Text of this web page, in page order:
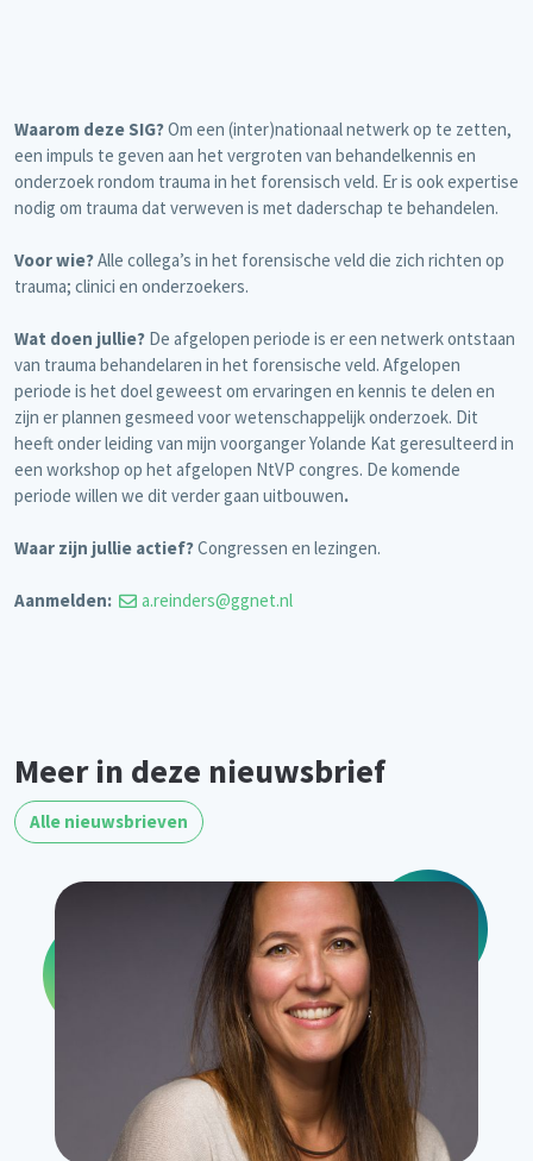
Waarom deze SIG?Om een (inter)nationaal netwerk op te zetten,
een impuls te geven aan het vergroten van behandelkennis en
onderzoek rondom trauma in het forensisch veld. Er is ook expertise
nodig om trauma dat verweven is met daderschap te behandelen.
Voor wie?Alle collega’s in het forensische veld die zich richten op
trauma; clinici en onderzoekers.
Wat doen jullie? De afgelopen periode is er een netwerk ontstaan
van trauma behandelaren in het forensische veld. Afgelopen
periode is het doel geweest om ervaringen en kennis te delen en
zijn er plannen gesmeed voor wetenschappelijk onderzoek. Dit
heeft onder leiding van mijn voorganger Yolande Kat geresulteerd in
een workshop op het afgelopen NtVP congres. De komende
periode willen we dit verder gaan uitbouwen.
Waar zijn jullie actief?Congressen en lezingen.
Aanmelden: a.reinders@ggnet.nl
Meer in deze nieuwsbrief
Alle nieuwsbrieven